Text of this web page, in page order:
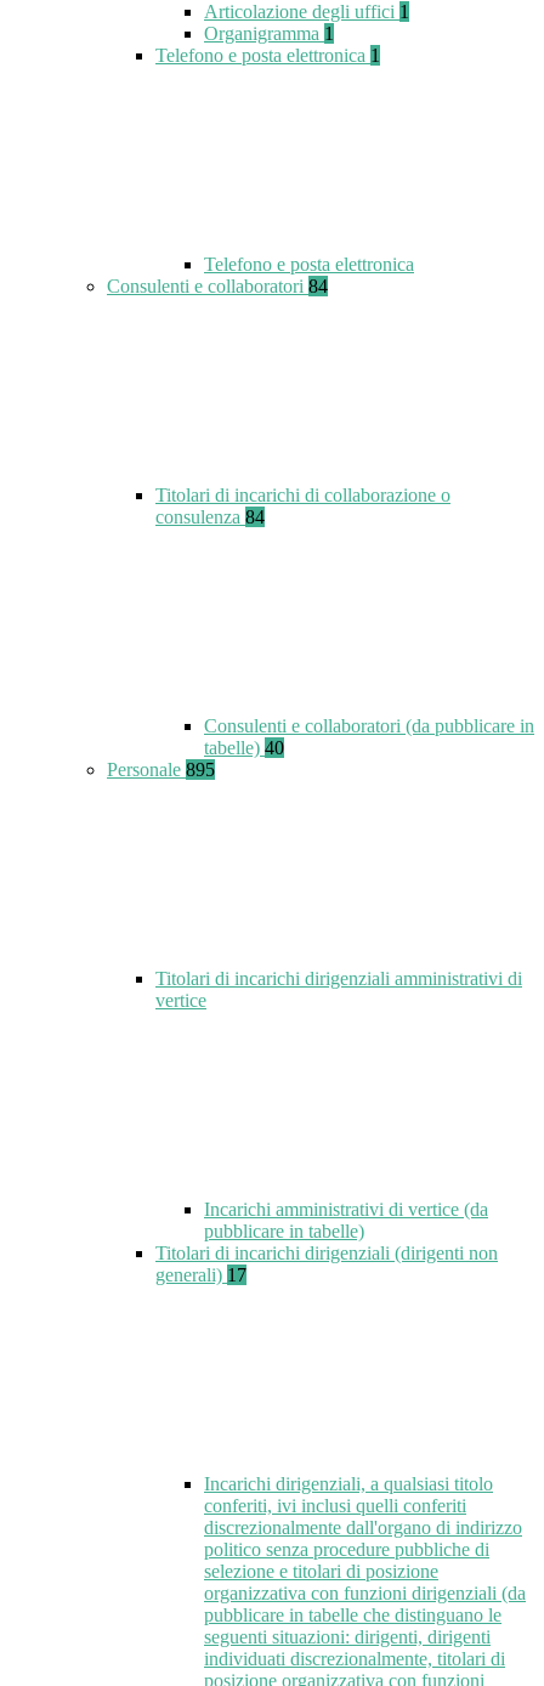
Articolazione degli uffici 1
Organigramma 1
Telefono e posta elettronica 1
Telefono e posta elettronica
Consulenti e collaboratori 84
Titolari di incarichi di collaborazione o
consulenza 84
Consulenti e collaboratori (da pubblicare in
tabelle) 40
Personale 895
Titolari di incarichi dirigenziali amministrativi di
vertice
Incarichi amministrativi di vertice (da
pubblicare in tabelle)
Titolari di incarichi dirigenziali (dirigenti non
generali) 17
Incarichi dirigenziali, a qualsiasi titolo
conferiti, ivi inclusi quelli conferiti
discrezionalmente dall'organo di indirizzo
politico senza procedure pubbliche di
selezione e titolari di posizione
organizzativa con funzioni dirigenziali (da
pubblicare in tabelle che distinguano le
seguenti situazioni: dirigenti, dirigenti
individuati discrezionalmente, titolari di
posizione organizzativa con funzioni